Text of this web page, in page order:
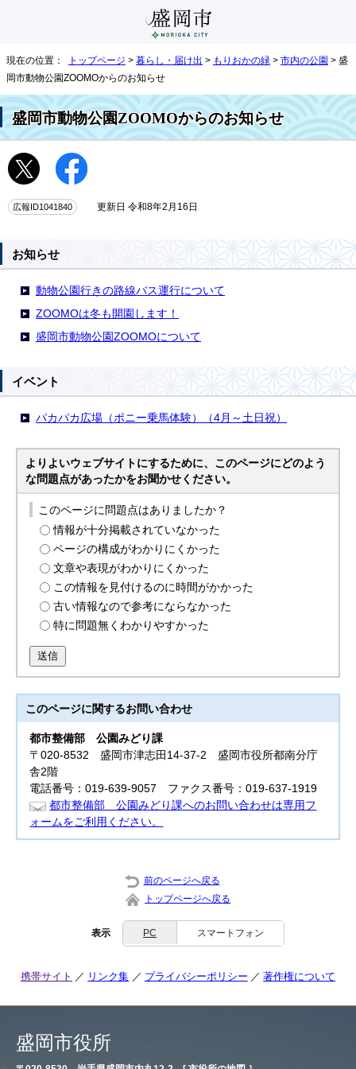
現在の位置： トップページ > 暮らし・届け出 > もりおかの緑 > 市内の公園 > 盛
岡市動物公園ZOOMOからのお知らせ
盛岡市動物公園ZOOMOからのお知らせ
広報ID1041840 更新日 令和8年2月16日
お知らせ
動物公園行きの路線バス運行について
ZOOMOは冬も開園します！
盛岡市動物公園ZOOMOについて
イベント
パカパカ広場（ポニー乗馬体験）（4月～土日祝）
よりよいウェブサイトにするために、このページにどのよう
な問題点があったかをお聞かせください。
このページに問題点はありましたか？
情報が十分掲載されていなかった
ページの構成がわかりにくかった
文章や表現がわかりにくかった
この情報を見付けるのに時間がかかった
古い情報なので参考にならなかった
特に問題無くわかりやすかった
送信
このページに関するお問い合わせ
都市整備部公園みどり課
〒020-8532 盛岡市津志田14-37-2 盛岡市役所都南分庁
舎2階
電話番号：019-639-9057 ファクス番号：019-637-1919
都市整備部 公園みどり課へのお問い合わせは専用フ
ォームをご利用ください。
前のページへ戻る
トップページへ戻る
表示 PC スマートフォン
携帯サイト リンク集 プライバシーポリシー 著作権について
盛岡市役所